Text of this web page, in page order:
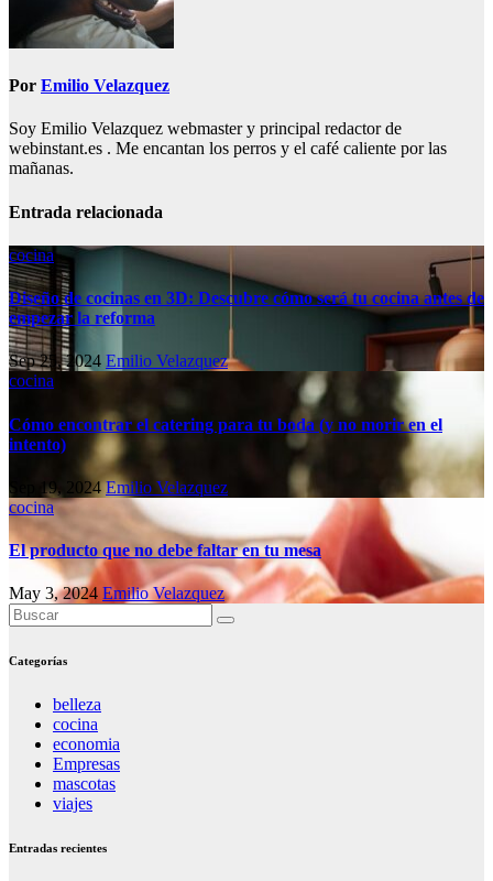
Por Emilio Velazquez
Soy Emilio Velazquez webmaster y principal redactor de
webinstant.es . Me encantan los perros y el café caliente por las
mañanas.
Entrada relacionada
cocina
Diseño de cocinas en 3D: Descubre cómo será tu cocina antes de
empezar la reforma
Sep 25, 2024 Emilio Velazquez
cocina
Cómo encontrar el catering para tu boda (y no morir en el
intento)
Sep 19, 2024Emilio Velazquez
cocina
El producto que no debe faltar en tu mesa
May 3, 2024 Emilio Velazquez
Categorías
belleza
cocina
economia
Empresas
mascotas
viajes
Entradas recientes